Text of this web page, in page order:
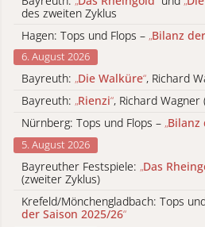
des zweiten Zyklus
Hagen: Tops und Flops – „Bilanz
6. August 2026
Bayreuth: „Die Walküre“, Richard
Bayreuth: „Rienzi“, Richard
Nürnberg: Tops und Flops – „Bilanz
5. August 2026
Bayreuther Festspiele: „Das
(zweiter Zyklus)
Krefeld/Mönchengladbach: Tops
der Saison 2025/26“